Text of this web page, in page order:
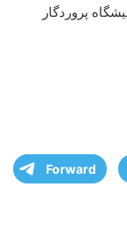
پروردگار
Forward